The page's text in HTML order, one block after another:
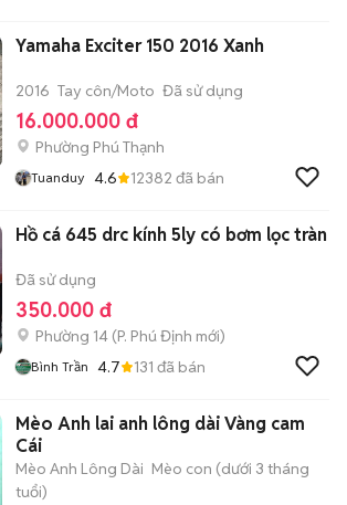
Yamaha Exciter 150 2016 Xanh
2016 Tay côn/Moto Đã sử dụng
16.000.000 đ
Phường Phú Thạnh
Tuanduy 4.6 12382 đã bán
Hồ cá 645 drc kính 5ly có bơm lọc tràn
Đã sử dụng
350.000 đ
Phường 14 (P. Phú Định mới)
Bình Trần 4.7 131 đã bán
Mèo Anh lai anh lông dài Vàng cam
Cái
Mèo Anh Lông Dài Mèo con (dưới 3 tháng
tuổi)